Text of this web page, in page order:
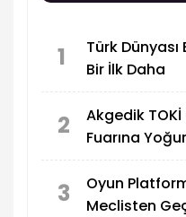
1
Türk
Bir İlk Daha
2
Akgedik
Fuarına
3
Oyun
Meclisten